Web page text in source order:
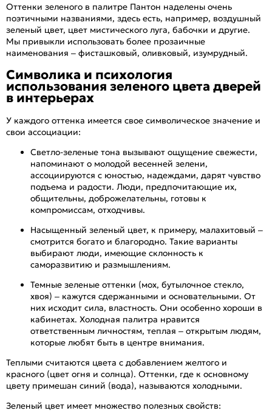
Оттенки зеленого в палитре Пантон наделены очень
поэтичными названиями, здесь есть, например, воздушный
зеленый цвет, цвет мистического луга, бабочки и другие.
Мы привыкли использовать более прозаичные
наименования – фисташковый, оливковый, изумрудный.
Символика и психология
использования зеленого цвета дверей
в интерьерах
У каждого оттенка имеется свое символическое значение и
свои ассоциации:
Светло-зеленые тона вызывают ощущение свежести,
напоминают о молодой весенней зелени,
ассоциируются с юностью, надеждами, дарят чувство
подъема и радости. Люди, предпочитающие их,
общительны, доброжелательны, готовы к
компромиссам, отходчивы.
Насыщенный зеленый цвет, к примеру, малахитовый –
смотрится богато и благородно. Такие варианты
выбирают люди, имеющие склонность к
саморазвитию и размышлениям.
Темные зеленые оттенки (мох, бутылочное стекло,
хвоя) – кажутся сдержанными и основательными. От
них исходит сила, властность. Они особенно хороши в
кабинетах. Холодная палитра нравится
ответственным личностям, теплая – открытым людям,
которые любят быть в центре внимания.
Теплыми считаются цвета с добавлением желтого и
красного (цвет огня и солнца). Оттенки, где к основному
цвету примешан синий (вода), называются холодными.
Зеленый цвет имеет множество полезных свойств: